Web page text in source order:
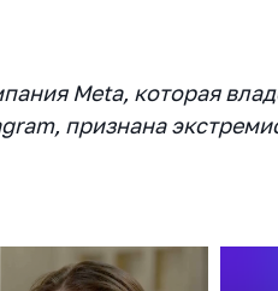
Meta, которая
признана